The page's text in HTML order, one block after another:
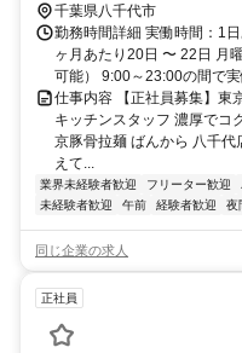
千葉県八千代市
勤務時間詳細 実働時間：1
ヶ月あたり20日 〜 22日 月
可能） 9:00～23:00の間で
仕事内容 【正社員募集】東
キッチンスタッフ 濃厚でコ
京豚骨拉麺 ばんから 八千
えて...
業界未経験者歓迎 フリーター歓迎
未経験者歓迎
午前 経験者歓迎 夜
同じ企業の求人
正社員